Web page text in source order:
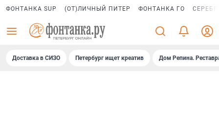
ФОНТАНКА SUP (ОТ)ЛИЧНЫЙ ПИТЕР ФОНТАНКА ГО
Доставка в СИЗО Петербург ищет креатив Дом Репина.